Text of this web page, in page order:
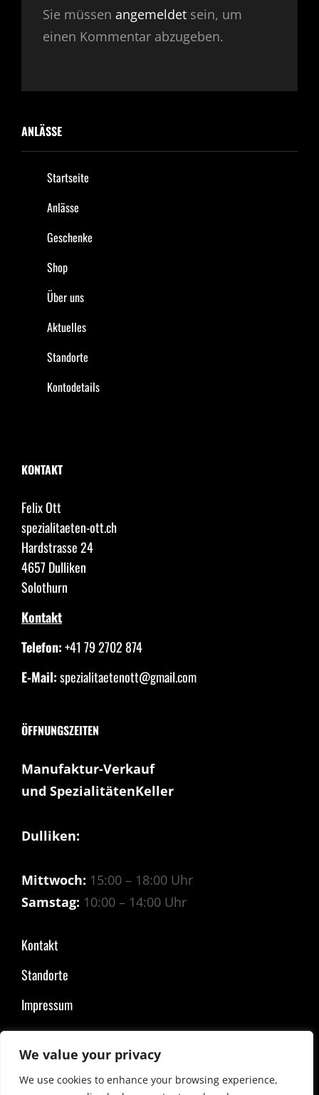
We value your privacy
We use cookies to enhance your browsing experience,
Sie müssen angemeldet sein, um
einen Kommentar abzugeben.
ANLÄSSE
Startseite
Anlässe
Geschenke
Shop
Über uns
Aktuelles
Standorte
Kontodetails
KONTAKT
Felix Ott
spezialitaeten-ott.ch
Hardstrasse 24
4657 Dulliken
Solothurn
Kontakt
Telefon:+41 79 2702 874
E-Mail:spezialitaetenott@gmail.com
ÖFFNUNGSZEITEN
Manufaktur-Verkauf
und SpezialitätenKeller
Dulliken:
Mittwoch: 15:00 – 18:00 Uhr
Samstag: 10:00 – 14:00 Uhr
Kontakt
Standorte
Impressum
COPYRIGHT © 2026 SPEZIALITÄTEN OTT
THEMES